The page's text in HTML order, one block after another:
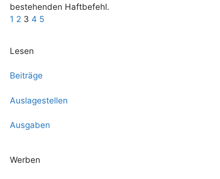
bestehenden Haftbefehl.
1 2 3 4 5
Lesen
Beiträge
Auslagestellen
Ausgaben
Werben